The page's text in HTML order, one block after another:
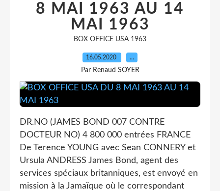
8 MAI 1963 AU 14
MAI 1963
BOX OFFICE USA 1963
16.05.2020 …
Par Renaud SOYER
DR.NO (JAMES BOND 007 CONTRE
DOCTEUR NO) 4 800 000 entrées FRANCE
De Terence YOUNG avec Sean CONNERY et
Ursula ANDRESS James Bond, agent des
services spéciaux britanniques, est envoyé en
mission à la Jamaïque où le correspondant